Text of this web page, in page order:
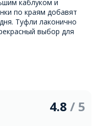
каблуком и
по краям добавят
Туфли лаконично
выбор для
4.8 / 5